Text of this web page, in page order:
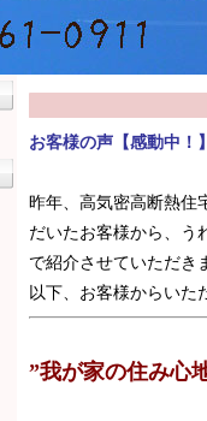
お客様の声【感動中！
昨年、高気密高断熱住
だいたお客様から、う
で紹介させていただき
以下、お客様からいた
”我が家の住み心